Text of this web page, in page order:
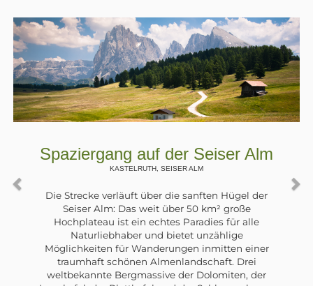
Spaziergang am Zoggler
ULTENTAL, , ST. WALBURG
Im Ultental wurden in den 60er Jahren
Errichtung von Wasserkraftwerken große
in die Natur durchgeführt: Dämme
gebaut und Stauseen geschaffen. Der
davon, in der Nähe von St. Walburg,
Zogglersee. Entlang seines östlichen
verläuft ein schöner breiter